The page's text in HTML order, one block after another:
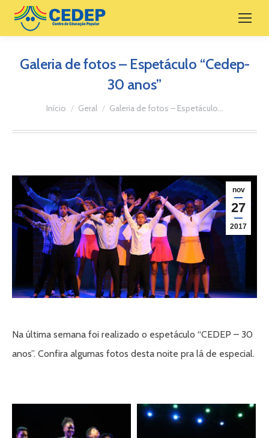
Galeria de fotos – Espetáculo “Cedep-
30 anos”
Você está aqui:
Início Geral Galeria de fotos – Espetáculo…
nov
27
2017
Na última semana foi realizado o espetáculo “CEDEP – 30
anos”. Confira algumas fotos desta noite pra lá de especial.